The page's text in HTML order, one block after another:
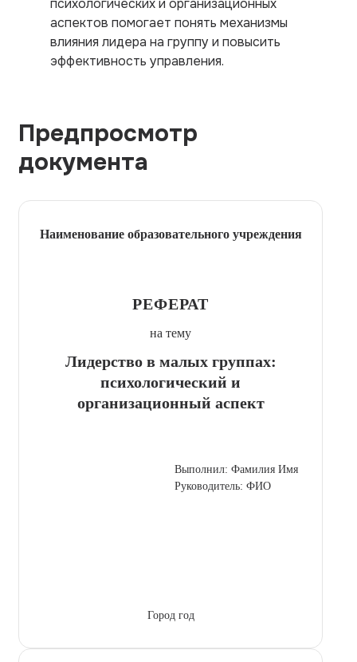
аспектов помогает понять механизмы
влияния лидера на группу и повысить
эффективность управления.
Предпросмотр
документа
Наименование образовательного учреждения
РЕФЕРАТ
на тему
Лидерство в малых группах:
психологический и
организационный аспект
Выполнил: Фамилия Имя
Руководитель: ФИО
Город год